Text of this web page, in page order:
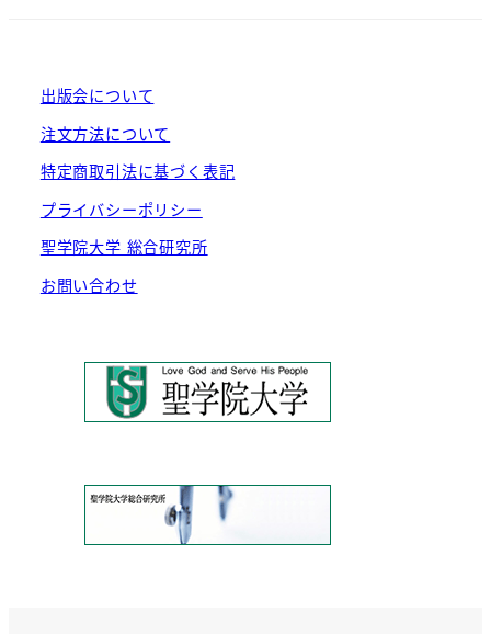
出版会について
注文方法について
特定商取引法に基づく表記
プライバシーポリシー
聖学院大学 総合研究所
お問い合わせ